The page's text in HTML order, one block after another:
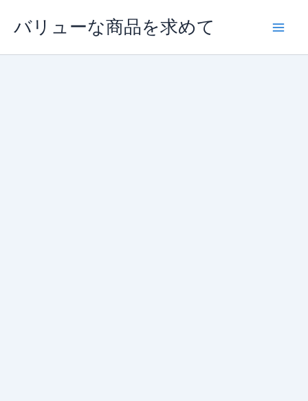
バリューな商品を求めて